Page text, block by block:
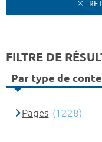
FILTRE DE
Par type de
Pages (1228)